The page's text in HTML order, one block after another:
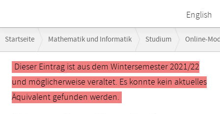
English
Navigation
Startseite Mathematik und Informatik Studium Online-
Hauptinhalt
Dieser Eintrag ist aus dem Wintersemester 2021/22
und möglicherweise veraltet. Es konnte kein aktuelles
Äquivalent gefunden werden.